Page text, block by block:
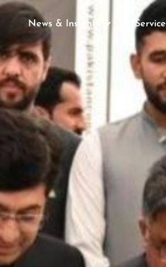
News & Insights